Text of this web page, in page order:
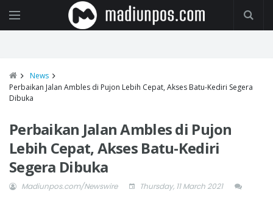
News
Perbaikan Jalan Ambles di Pujon Lebih Cepat, Akses Batu-Kediri Segera
Dibuka
Perbaikan Jalan Ambles di Pujon
Lebih Cepat, Akses Batu-Kediri
Segera Dibuka
Madiunpos.com/Newswire Thursday, 11 March 2021